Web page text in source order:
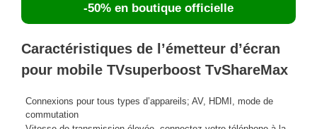
-50% en boutique officielle
Caractéristiques de l’émetteur d’écran
pour mobile TVsuperboost TvShareMax
Connexions pour tous types d’appareils; AV, HDMI, mode de
commutation